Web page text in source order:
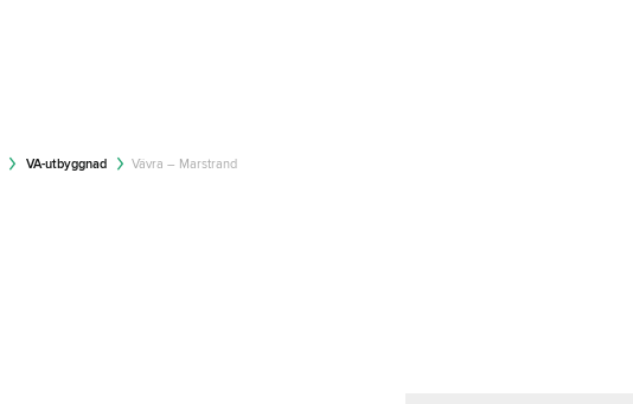
VA-utbyggnad Vävra – Marstrand